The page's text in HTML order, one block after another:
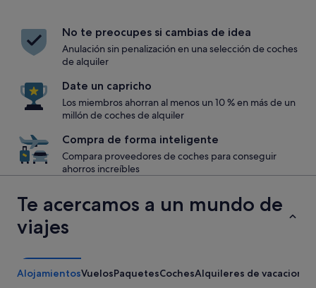
No te preocupes si cambias de idea
Anulación sin penalización en una selección de coches
de alquiler
Date un capricho
Los miembros ahorran al menos un 10 % en más de un
millón de coches de alquiler
Compra de forma inteligente
Compara proveedores de coches para conseguir
ahorros increíbles
Te acercamos a un mundo de
viajes
AlojamientosVuelosPaquetesCochesAlquileres de vacaciones